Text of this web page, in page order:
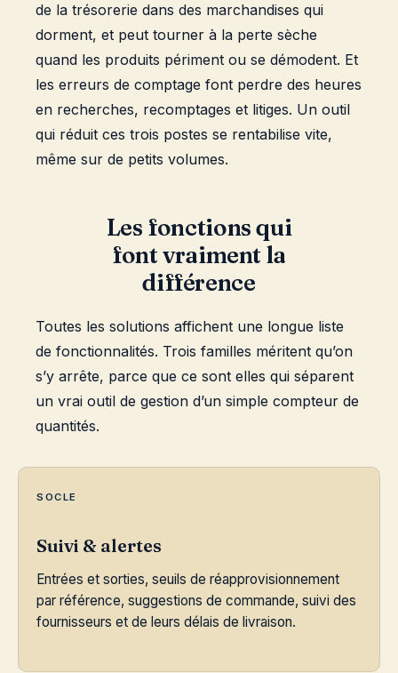
de la trésorerie dans des marchandises qui
dorment, et peut tourner à la perte sèche
quand les produits périment ou se démodent. Et
les erreurs de comptage font perdre des heures
en recherches, recomptages et litiges. Un outil
qui réduit ces trois postes se rentabilise vite,
même sur de petits volumes.
Les fonctions qui
font vraiment la
différence
Toutes les solutions affichent une longue liste
de fonctionnalités. Trois familles méritent qu’on
s’y arrête, parce que ce sont elles qui séparent
un vrai outil de gestion d’un simple compteur de
quantités.
SOCLE
Suivi & alertes
Entrées et sorties, seuils de réapprovisionnement
par référence, suggestions de commande, suivi des
fournisseurs et de leurs délais de livraison.